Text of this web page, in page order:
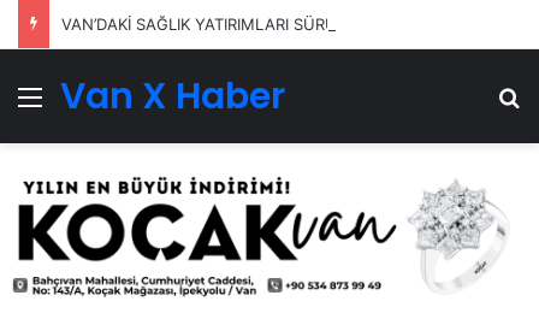
VAN’DAKİ SAĞLIK YATIRIMLARI SÜRÜYOR
Menü
Van X Haber